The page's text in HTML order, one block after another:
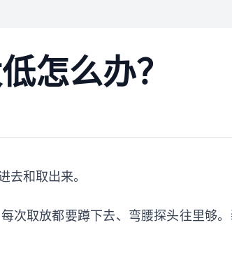
怎么办？
去和取出来。
次取放都要蹲下去、弯腰探头往里够